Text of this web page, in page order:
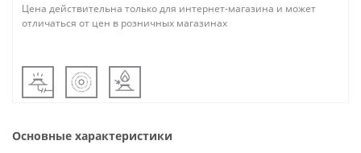
Цена действительна только для интернет-магазина и может
отличаться от цен в розничных магазинах
Основные характеристики